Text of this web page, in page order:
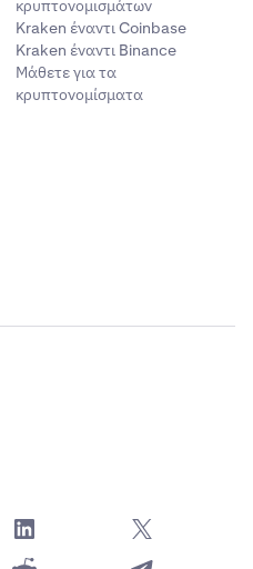
κρυπτονομισμάτων
Kraken έναντι Coinbase
Kraken έναντι Binance
Μάθετε για τα
κρυπτονομίσματα